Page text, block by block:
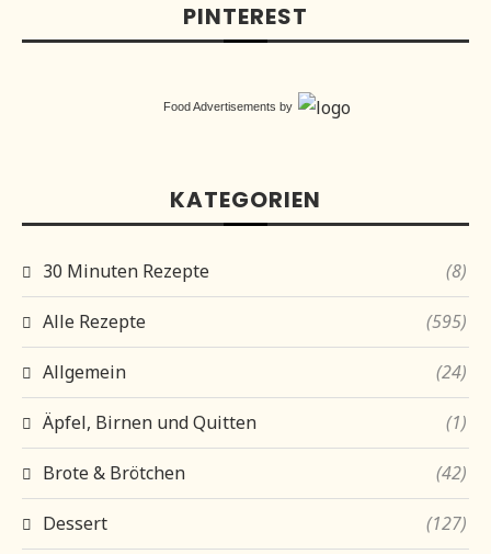
PINTEREST
Food Advertisements by
KATEGORIEN
30 Minuten Rezepte (8)
Alle Rezepte (595)
Allgemein (24)
Äpfel, Birnen und Quitten (1)
Brote & Brötchen (42)
Dessert (127)